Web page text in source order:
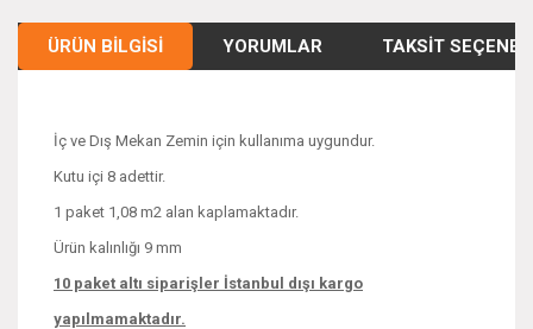
ÜRÜN BILGISI YORUMLAR TAKSIT
İç ve Dış Mekan Zemin için kullanıma uygundur.
Kutu içi 8 adettir.
1 paket 1,08 m2 alan kaplamaktadır.
Ürün kalınlığı 9 mm
10 paket altı siparişler İstanbul dışı kargo
yapılmamaktadır.